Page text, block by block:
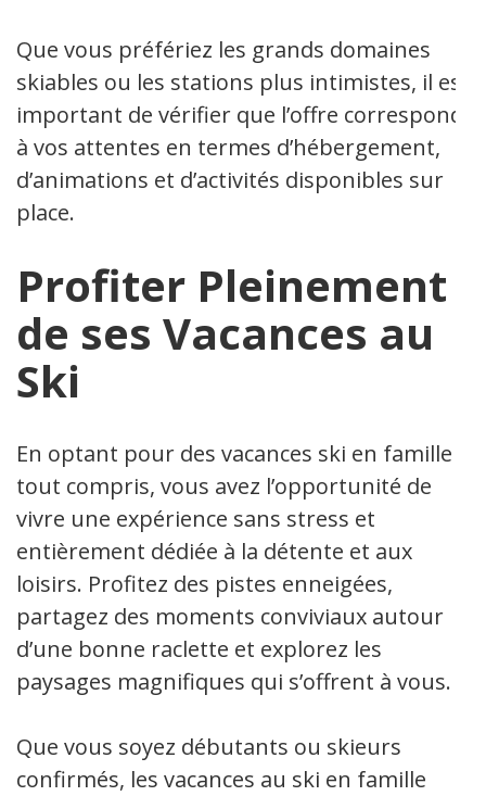
Que vous préfériez les grands domaines
skiables ou les stations plus intimistes, il est
important de vérifier que l’offre correspond
à vos attentes en termes d’hébergement,
d’animations et d’activités disponibles sur
place.
Profiter Pleinement
de ses Vacances au
Ski
En optant pour des vacances ski en famille
tout compris, vous avez l’opportunité de
vivre une expérience sans stress et
entièrement dédiée à la détente et aux
loisirs. Profitez des pistes enneigées,
partagez des moments conviviaux autour
d’une bonne raclette et explorez les
paysages magnifiques qui s’offrent à vous.
Que vous soyez débutants ou skieurs
confirmés, les vacances au ski en famille